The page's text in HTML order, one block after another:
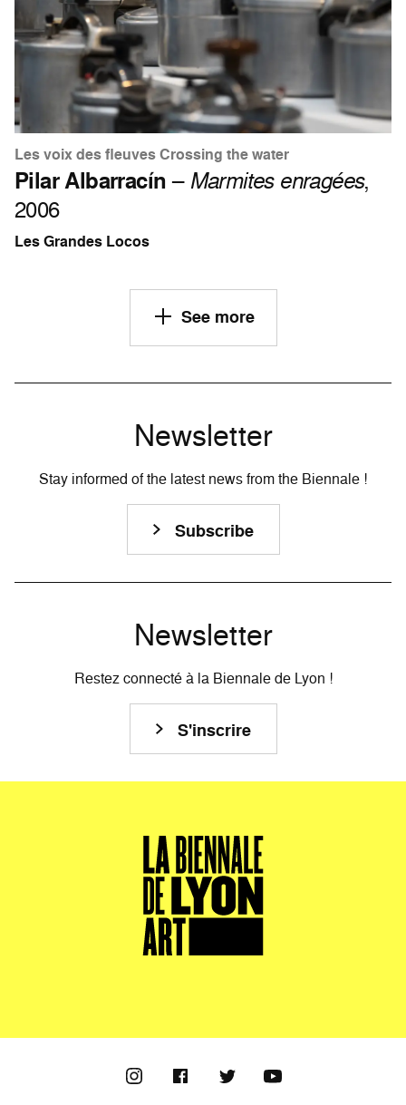
Les voix des fleuves Crossing the water
Pilar Albarracín– Marmites enragées,
2006
Les Grandes Locos
See more
Newsletter
Stay informed of the latest news from the Biennale !
Subscribe
Newsletter
Restez connecté à la Biennale de Lyon !
S'inscrire